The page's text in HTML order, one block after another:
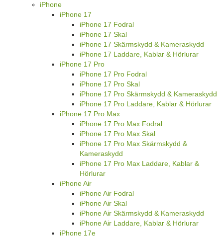
iPhone
iPhone 17
iPhone 17 Fodral
iPhone 17 Skal
iPhone 17 Skärmskydd & Kameraskydd
iPhone 17 Laddare, Kablar & Hörlurar
iPhone 17 Pro
iPhone 17 Pro Fodral
iPhone 17 Pro Skal
iPhone 17 Pro Skärmskydd & Kameraskydd
iPhone 17 Pro Laddare, Kablar & Hörlurar
iPhone 17 Pro Max
iPhone 17 Pro Max Fodral
iPhone 17 Pro Max Skal
iPhone 17 Pro Max Skärmskydd &
Kameraskydd
iPhone 17 Pro Max Laddare, Kablar &
Hörlurar
iPhone Air
iPhone Air Fodral
iPhone Air Skal
iPhone Air Skärmskydd & Kameraskydd
iPhone Air Laddare, Kablar & Hörlurar
iPhone 17e